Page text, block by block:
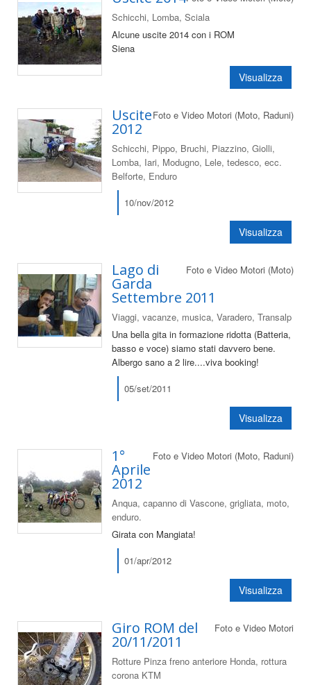
Schicchi, Lomba, Sciala
Alcune uscite 2014 con i ROM
Siena
Visualizza
Foto e Video Motori (Moto, Raduni)
Uscite
2012
Schicchi, Pippo, Bruchi, Piazzino, Giolli,
Lomba, Iari, Modugno, Lele, tedesco, ecc.
Belforte, Enduro
10/nov/2012
Visualizza
Foto e Video Motori (Moto)
Lago di
Garda
Settembre 2011
Viaggi, vacanze, musica, Varadero, Transalp
Una bella gita in formazione ridotta (Batteria,
basso e voce) siamo stati davvero bene.
Albergo sano a 2 lire....viva booking!
05/set/2011
Visualizza
Foto e Video Motori (Moto, Raduni)
1°
Aprile
2012
Anqua, capanno di Vascone, grigliata, moto,
enduro.
Girata con Mangiata!
01/apr/2012
Visualizza
Foto e Video Motori
Giro ROM del
20/11/2011
Rotture Pinza freno anteriore Honda, rottura
corona KTM